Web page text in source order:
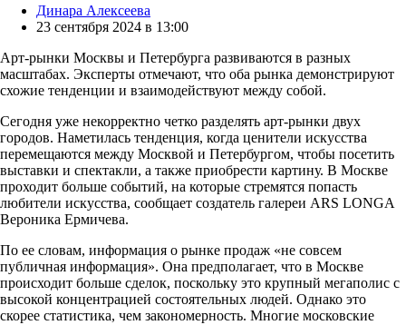
Posted
by
Динара Алексеева
23 сентября 2024 в 13:00
Арт-рынки Москвы и Петербурга развиваются в разных
масштабах. Эксперты отмечают, что оба рынка демонстрируют
схожие тенденции и взаимодействуют между собой.
Сегодня уже некорректно четко разделять арт-рынки двух
городов. Наметилась тенденция, когда ценители искусства
перемещаются между Москвой и Петербургом, чтобы посетить
выставки и спектакли, а также приобрести картину. В Москве
проходит больше событий, на которые стремятся попасть
любители искусства, сообщает создатель галереи ARS LONGA
Вероника Ермичева.
По ее словам, информация о рынке продаж «не совсем
публичная информация». Она предполагает, что в Москве
происходит больше сделок, поскольку это крупный мегаполис с
высокой концентрацией состоятельных людей. Однако это
скорее статистика, чем закономерность. Многие московские